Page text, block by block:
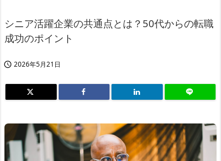
シニア活躍企業の共通点とは？50代からの転職
成功のポイント
 2026年5月21日